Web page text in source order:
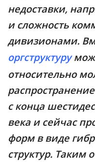
недоставки,
и сложность
дивизионами.
оргструктуру
относительно
с конца
века и сейчас
форм в виде
структур. Таким